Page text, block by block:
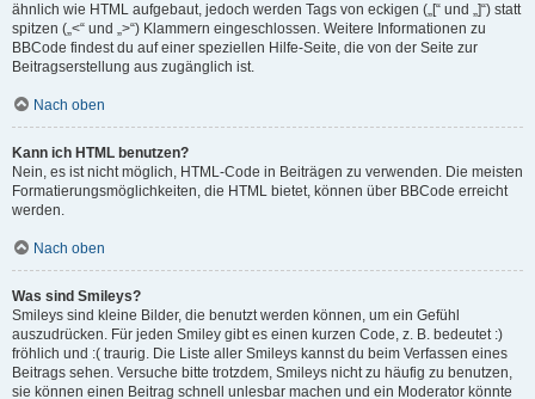
ähnlich wie HTML aufgebaut, jedoch werden Tags von eckigen („[“ und „]“) statt
spitzen („<“ und „>“) Klammern eingeschlossen. Weitere Informationen zu
BBCode findest du auf einer speziellen Hilfe-Seite, die von der Seite zur
Beitragserstellung aus zugänglich ist.
Nach oben
Kann ich HTML benutzen?
Nein, es ist nicht möglich, HTML-Code in Beiträgen zu verwenden. Die meisten
Formatierungsmöglichkeiten, die HTML bietet, können über BBCode erreicht
werden.
Nach oben
Was sind Smileys?
Smileys sind kleine Bilder, die benutzt werden können, um ein Gefühl
auszudrücken. Für jeden Smiley gibt es einen kurzen Code, z. B. bedeutet :)
fröhlich und :( traurig. Die Liste aller Smileys kannst du beim Verfassen eines
Beitrags sehen. Versuche bitte trotzdem, Smileys nicht zu häufig zu benutzen,
sie können einen Beitrag schnell unlesbar machen und ein Moderator könnte